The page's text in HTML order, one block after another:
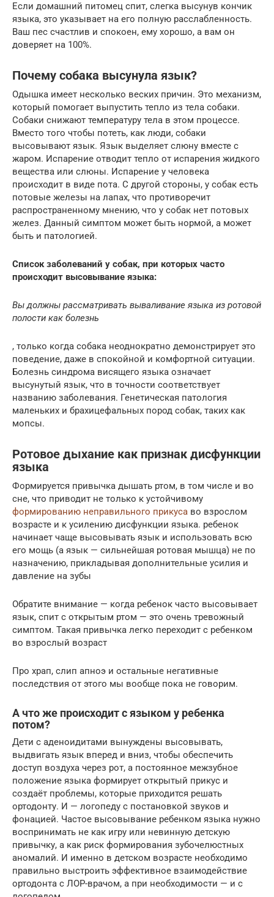
Если домашний питомец спит, слегка высунув кончик
языка, это указывает на его полную расслабленность.
Ваш пес счастлив и спокоен, ему хорошо, а вам он
доверяет на 100%.
Почему собака высунула язык?
Одышка имеет несколько веских причин. Это механизм,
который помогает выпустить тепло из тела собаки.
Собаки снижают температуру тела в этом процессе.
Вместо того чтобы потеть, как люди, собаки
высовывают язык. Язык выделяет слюну вместе с
жаром. Испарение отводит тепло от испарения жидкого
вещества или слюны. Испарение у человека
происходит в виде пота. С другой стороны, у собак есть
потовые железы на лапах, что противоречит
распространенному мнению, что у собак нет потовых
желез. Данный симптом может быть нормой, а может
быть и патологией.
Список заболеваний у собак, при которых часто
происходит высовывание языка:
Вы должны рассматривать вываливание языка из ротовой
полости как болезнь
, только когда собака неоднократно демонстрирует это
поведение, даже в спокойной и комфортной ситуации.
Болезнь синдрома висящего языка означает
высунутый язык, что в точности соответствует
названию заболевания. Генетическая патология
маленьких и брахицефальных пород собак, таких как
мопсы.
Ротовое дыхание как признак дисфункции
языка
Формируется привычка дышать ртом, в том числе и во
сне, что приводит не только к устойчивому
формированию неправильного прикуса во взрослом
возрасте и к усилению дисфункции языка. ребенок
начинает чаще высовывать язык и использовать всю
его мощь (а язык — сильнейшая ротовая мышца) не по
назначению, прикладывая дополнительные усилия и
давление на зубы
Обратите внимание — когда ребенок часто высовывает
язык, спит с открытым ртом — это очень тревожный
симптом. Такая привычка легко переходит с ребенком
во взрослый возраст
Про храп, слип апноэ и остальные негативные
последствия от этого мы вообще пока не говорим.
А что же происходит с языком у ребенка
потом?
Дети с аденоидитами вынуждены высовывать,
выдвигать язык вперед и вниз, чтобы обеспечить
доступ воздуха через рот, а постоянное межзубное
положение языка формирует открытый прикус и
создаёт проблемы, которые приходится решать
ортодонту. И — логопеду с постановкой звуков и
фонацией. Частое высовывание ребенком языка нужно
воспринимать не как игру или невинную детскую
привычку, а как риск формирования зубочелюстных
аномалий. И именно в детском возрасте необходимо
правильно выстроить эффективное взаимодействие
ортодонта с ЛОР-врачом, а при необходимости — и с